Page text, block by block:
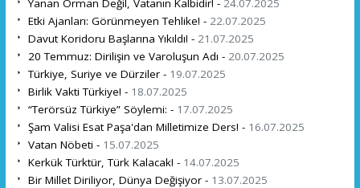
Yanan Orman Değil, Vatanın Kalbidir! - 24.07.2025
Etki Ajanları: Görünmeyen Tehlike! - 22.07.2025
Davut Koridoru Başlarına Yıkıldı! - 21.07.2025
20 Temmuz: Dirilişin ve Varoluşun Adı - 20.07.2025
Türkiye, Suriye ve Dürziler - 19.07.2025
Birlik Vakti Türkiye! - 18.07.2025
“Terörsüz Türkiye” Söylemi: - 17.07.2025
Şam Valisi Esat Paşa'dan Milletimize Ders! - 16.07.2025
Vatan Nöbeti - 15.07.2025
Kerkük Türktür, Türk Kalacak! - 14.07.2025
Bir Millet Diriliyor, Dünya Değişiyor - 13.07.2025